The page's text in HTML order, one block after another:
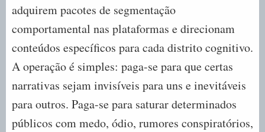
adquirem pacotes de segmentação
comportamental nas plataformas e direcionam
conteúdos específicos para cada distrito cognitivo.
A operação é simples: paga-se para que certas
narrativas sejam invisíveis para uns e inevitáveis
para outros. Paga-se para saturar determinados
públicos com medo, ódio, rumores conspiratórios,